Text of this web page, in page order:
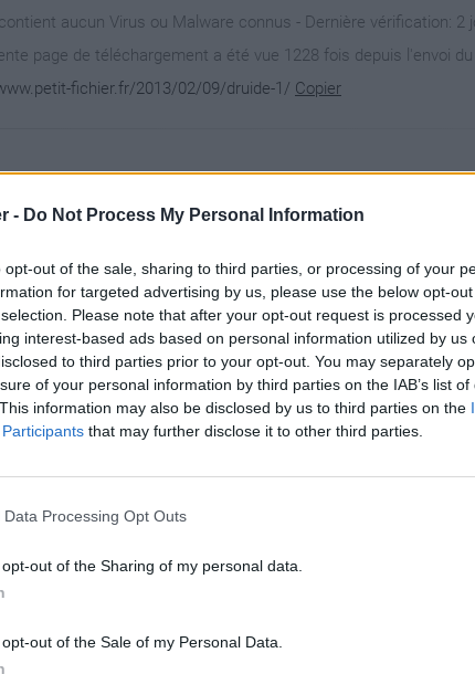
- Do Not Process My Personal Information
opt-out of the sale, sharing to third parties, or processing of your
for targeted advertising by us, please use the below opt-
Please note that after your opt-out request is processed
interest-based ads based on personal information utilized by us
to third parties prior to your opt-out. You may separately
of your personal information by third parties on the IAB’s list of
information may also be disclosed by us to third parties on the
that may further disclose it to other third parties.
Data Processing Opt Outs
out of the Sharing of my personal data.
out of the Sale of my Personal Data.
aucun Virus ou Malware connus - Dernière vérification: 2
page de téléchargement a été vue 1228 fois depuis l'envoi
fichier.fr/2013/02/09/druide-1/ Copier
sur le Web et les réseaux